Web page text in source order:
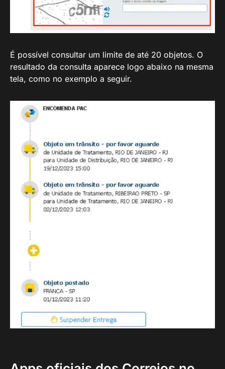
É possível consultar um limite de até 20 objetos. O
resultado da consulta aparece logo abaixo na mesma
tela, como no exemplo a seguir.